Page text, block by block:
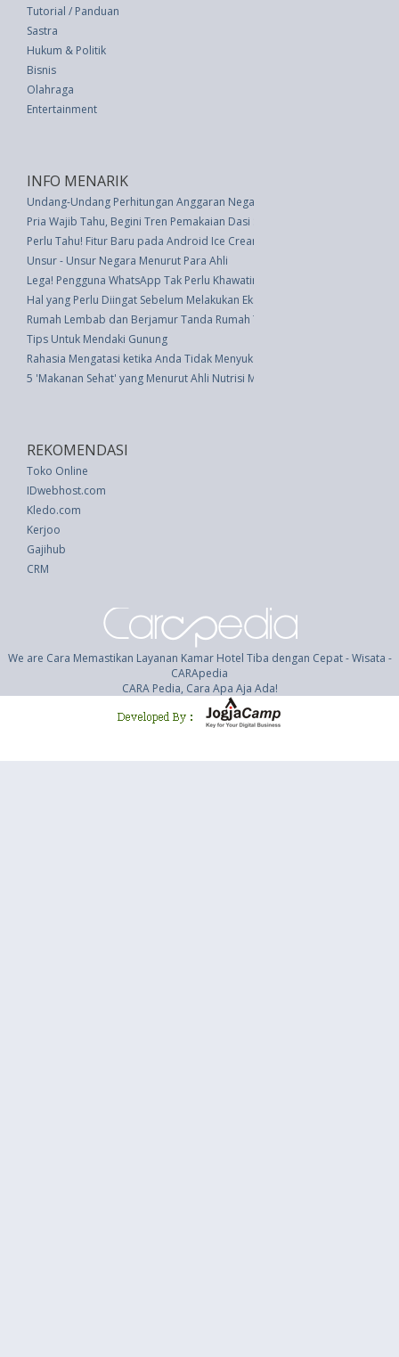
Tutorial / Panduan
Sastra
Hukum & Politik
Bisnis
Olahraga
Entertainment
INFO MENARIK
Undang-Undang Perhitungan Anggaran Negara Tahun 1978/1979 (UU 13
Pria Wajib Tahu, Begini Tren Pemakaian Dasi Sekarang
Perlu Tahu! Fitur Baru pada Android Ice Cream Sandwich
Unsur - Unsur Negara Menurut Para Ahli
Lega! Pengguna WhatsApp Tak Perlu Khawatir Lagi Jika Pesan Hilang
Hal yang Perlu Diingat Sebelum Melakukan Ekstensi Kuku
Rumah Lembab dan Berjamur Tanda Rumah Tidak Sehat
Tips Untuk Mendaki Gunung
Rahasia Mengatasi ketika Anda Tidak Menyukai Mertua
5 'Makanan Sehat' yang Menurut Ahli Nutrisi Membuang Uang
REKOMENDASI
Toko Online
IDwebhost.com
Kledo.com
Kerjoo
Gajihub
CRM
We are Cara Memastikan Layanan Kamar Hotel Tiba dengan Cepat - Wisata -
CARApedia
CARA Pedia, Cara Apa Aja Ada!